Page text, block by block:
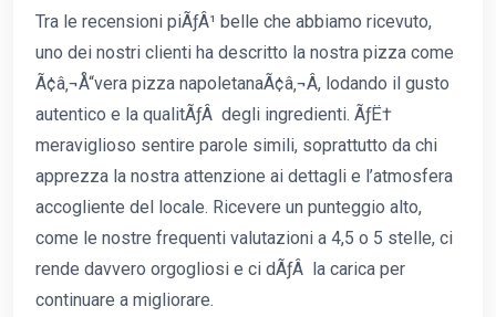
Tra le recensioni piÃƒÂ¹ belle che abbiamo ricevuto,
uno dei nostri clienti ha descritto la nostra pizza come
Ã¢â‚¬Å“vera pizza napoletanaÃ¢â‚¬Â, lodando il gusto
autentico e la qualitÃƒÂ degli ingredienti. ÃƒË†
meraviglioso sentire parole simili, soprattutto da chi
apprezza la nostra attenzione ai dettagli e l’atmosfera
accogliente del locale. Ricevere un punteggio alto,
come le nostre frequenti valutazioni a 4,5 o 5 stelle, ci
rende davvero orgogliosi e ci dÃƒÂ la carica per
continuare a migliorare.